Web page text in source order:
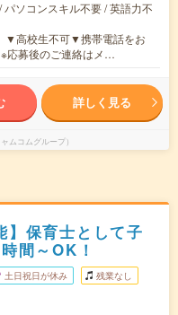
ソコンスキル不要 / 英語力不
▼高校生不可▼携帯電話をお
応募後のご連絡はメ…
詳しく見る
ムコムグループ）
】保育士として子
間～OK！
土日祝日が休み 残業なし